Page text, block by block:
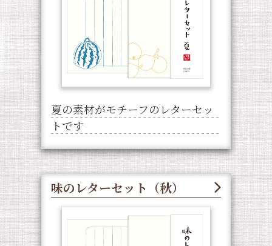
夏の素材がモチーフのレターセッ
トです
味のレターセット（秋）